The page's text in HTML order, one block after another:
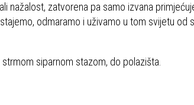
nažalost, zatvorena pa samo izvana
odmaramo i uživamo u tom svijetu od
siparnom stazom, do polazišta.